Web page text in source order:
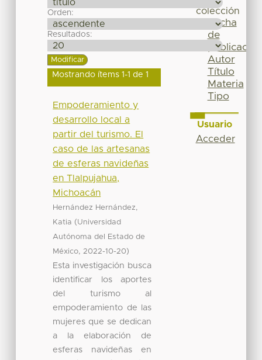
Orden:
Resultados:
Mostrando ítems 1-1 de 1
Empoderamiento y
desarrollo local a
partir del turismo. El
caso de las artesanas
de esferas navideñas
en Tlalpujahua,
Michoacán
Hernández Hernández,
Katia (Universidad
Autónoma del Estado de
México, 2022-10-20)
Esta investigación busca
identificar los aportes
del turismo al
empoderamiento de las
mujeres que se dedican
a la elaboración de
esferas navideñas en
colección
Fecha
de
publicación
Autor
Título
Materia
Tipo
Usuario
Acceder